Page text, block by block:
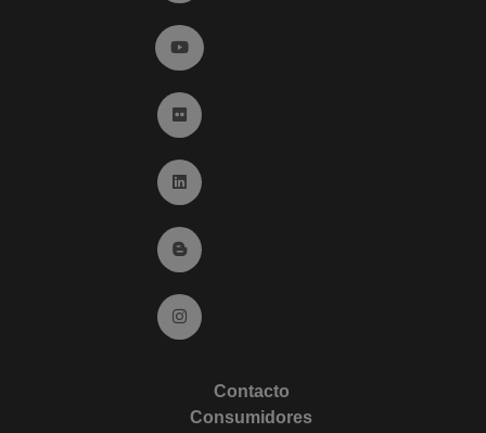
Ir a YouTube (abre en ventana nueva)
Ir a Flickr (abre en ventana nueva)
Ir a Linkedin (abre en ventana nueva)
Ir al Blog (abre en ventana nueva)
Ir a Instagram (abre en ventana nueva)
Contacto
Consumidores